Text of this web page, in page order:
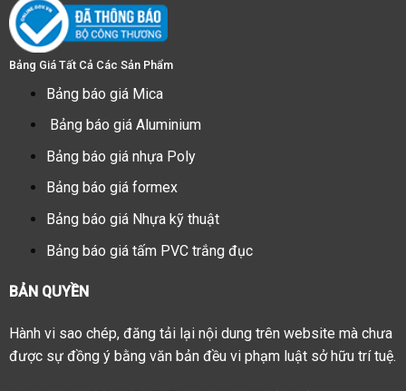
Bảng Giá Tất Cả Các Sản Phẩm
Bảng báo giá Mica
Bảng báo giá Aluminium
Bảng báo giá nhựa Poly
Bảng báo giá formex
Bảng báo giá Nhựa kỹ thuật
Bảng báo giá tấm PVC trắng đục
BẢN QUYỀN
Hành vi sao chép, đăng tải lại nội dung trên website mà chưa
được sự đồng ý bằng văn bản đều vi phạm luật sở hữu trí tuệ.